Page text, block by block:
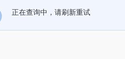
正在查询中，请刷新重试